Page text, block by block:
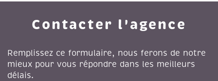
Contacter l'agence
Remplissez ce formulaire, nous ferons de notre
mieux pour vous répondre dans les meilleurs
délais.